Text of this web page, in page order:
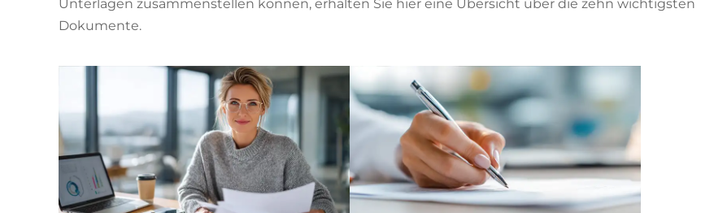
Unterlagen zusammenstellen können, erhalten Sie hier eine Übersicht über die zehn wichtigsten
Dokumente.